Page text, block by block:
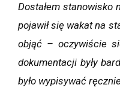
Dostałem stanowisko
pojawił się wakat na
objąć – oczywiście
dokumentacji były
było wypisywać